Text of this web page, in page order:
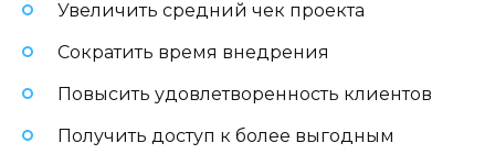
Увеличить средний чек проекта
Сократить время внедрения
Повысить удовлетворенность клиентов
Получить доступ к более выгодным